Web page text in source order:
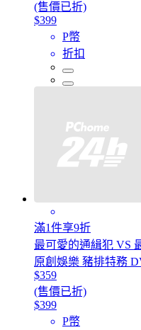
(售價已折)
$399
P幣
折扣
滿1件享9折
最可愛的通緝犯 VS
原創娛樂 豬排特務
$359
(售價已折)
$399
P幣